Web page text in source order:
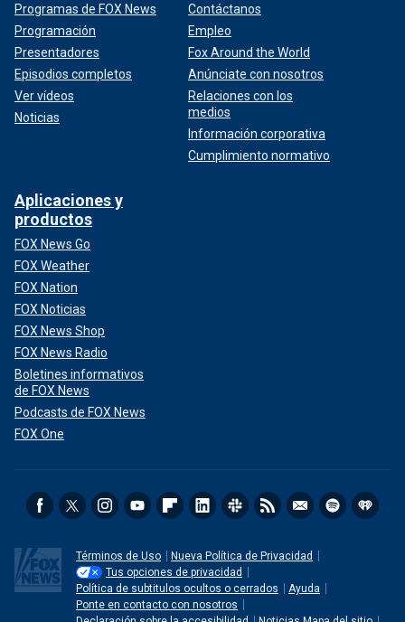
Programas de FOX News
Programación
Presentadores
Episodios completos
Ver vídeos
Noticias
Contáctanos
Empleo
Fox Around the World
Anúnciate con nosotros
Relaciones con los
medios
Información corporativa
Cumplimiento normativo
Aplicaciones y
productos
FOX News Go
FOX Weather
FOX Nation
FOX Noticias
FOX News Shop
FOX News Radio
Boletines informativos
de FOX News
Podcasts de FOX News
FOX One
Términos de Uso
Nueva Política de Privacidad
Tus opciones de privacidad
Política de subtitulos ocultos o cerrados
Ayuda
Ponte en contacto con nosotros